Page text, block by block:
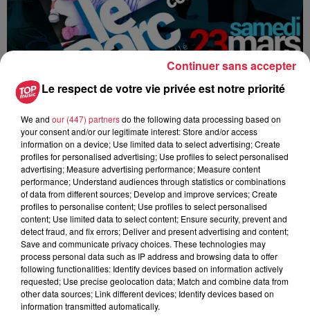
Ajouter à votre calendrier
Date
du23 mars 2019 à 0h00
au23 mars 2019 à 0h00
Lieu
Le Parc - Scène de RIBEAUVILLÉ
(68)
Le respect de votre vie privée est notre priorité
We and our (447) partnersdo the following data processing based on
your consent and/or our legitimate interest: Store and/or access
information on a device; Use limited data to select advertising; Create
profiles for personalised advertising; Use profiles to select personalised
advertising; Measure advertising performance; Measure content
performance; Understand audiences through statistics or combinations
of data from different sources; Develop and improve services; Create
profiles to personalise content; Use profiles to select personalised
content; Use limited data to select content; Ensure security, prevent and
detect fraud, and fix errors; Deliver and present advertising and content;
Save and communicate privacy choices. These technologies may
process personal data such as IP address and browsing data to offer
following functionalities: Identify devices based on information actively
requested; Use precise geolocation data; Match and combine data from
other data sources; Link different devices; Identify devices based on
information transmitted automatically.
Continuer sans accepter